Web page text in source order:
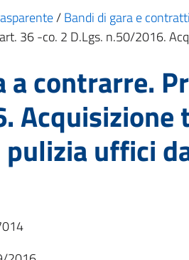
/Bandi di gara e contratti
36 -co. 2 D.Lgs. n.50/2016.
a contrarre.
Acquisizione
uffici